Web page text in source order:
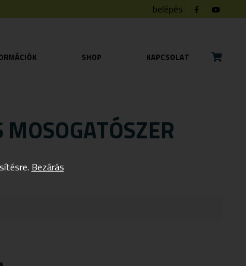
belépés
SHOP KAPCSOLAT
Bezárás